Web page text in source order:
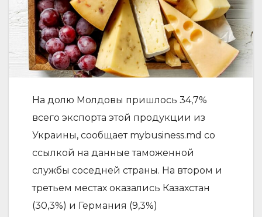
На долю Молдовы пришлось 34,7%
всего экспорта этой продукции из
Украины, сообщает mybusiness.md со
ссылкой на данные таможенной
службы соседней страны. На втором и
третьем местах оказались Казахстан
(30,3%) и Германия (9,3%)